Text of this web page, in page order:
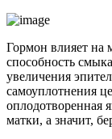
Гормон влияет на
способность
увеличения
самоуплотнения
оплодотворенная
матки, а значит,